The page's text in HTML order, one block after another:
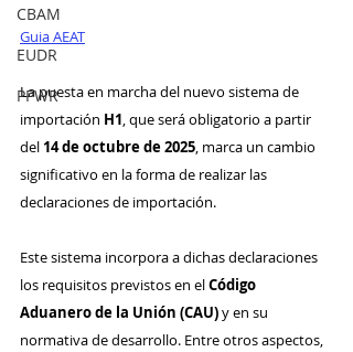
CBAM
EUDR
PPWR
Guia AEAT
La puesta en marcha del nuevo sistema de
importación H1, que será obligatorio a partir
del 14 de octubre de 2025, marca un cambio
significativo en la forma de realizar las
declaraciones de importación.
Este sistema incorpora a dichas declaraciones
los requisitos previstos en el Código
Aduanero de la Unión (CAU) y en su
normativa de desarrollo. Entre otros aspectos,